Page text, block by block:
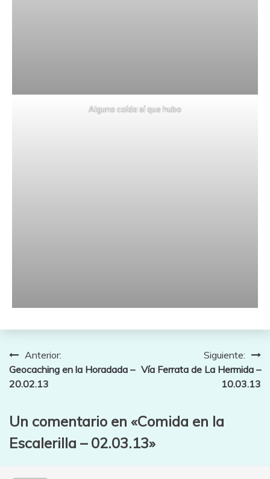
Alguna caída sí que hubo
Navegación
de
Anterior:
Geocaching en la Horadada –
20.02.13
Siguiente:
Vía Ferrata de La Hermida –
10.03.13
Un comentario en «Comida en la
Escalerilla – 02.03.13»